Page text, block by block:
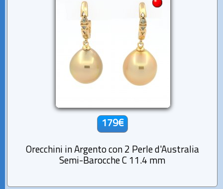
179€
Orecchini in Argento con 2 Perle d'Australia
Semi-Barocche C 11.4 mm